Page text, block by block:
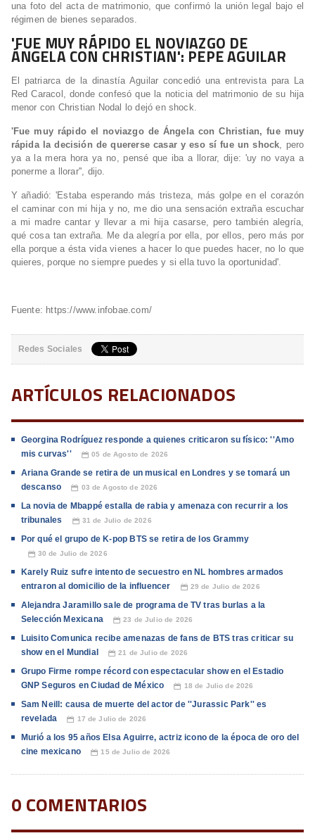
una foto del acta de matrimonio, que confirmó la unión legal bajo el
régimen de bienes separados.
'FUE MUY RÁPIDO EL NOVIAZGO DE
ÁNGELA CON CHRISTIAN': PEPE AGUILAR
El patriarca de la dinastía Aguilar concedió una entrevista para La
Red Caracol, donde confesó que la noticia del matrimonio de su hija
menor con Christian Nodal lo dejó en shock.
'Fue muy rápido el noviazgo de Ángela con Christian, fue muy
rápida la decisión de quererse casar y eso sí fue un shock, pero
ya a la mera hora ya no, pensé que iba a llorar, dije: 'uy no vaya a
ponerme a llorar'', dijo.
Y añadió: 'Estaba esperando más tristeza, más golpe en el corazón
el caminar con mi hija y no, me dio una sensación extraña escuchar
a mi madre cantar y llevar a mi hija casarse, pero también alegría,
qué cosa tan extraña. Me da alegría por ella, por ellos, pero más por
ella porque a ésta vida vienes a hacer lo que puedes hacer, no lo que
quieres, porque no siempre puedes y si ella tuvo la oportunidad'.
Fuente: https://www.infobae.com/
Redes Sociales
ARTÍCULOS RELACIONADOS
Georgina Rodríguez responde a quienes criticaron su físico: ''Amo
mis curvas''
📅 05 de Agosto de 2026
Ariana Grande se retira de un musical en Londres y se tomará un
descanso
📅 03 de Agosto de 2026
La novia de Mbappé estalla de rabia y amenaza con recurrir a los
tribunales
📅 31 de Julio de 2026
Por qué el grupo de K-pop BTS se retira de los Grammy
📅 30 de Julio de 2026
Karely Ruiz sufre intento de secuestro en NL hombres armados
entraron al domicilio de la influencer
📅 29 de Julio de 2026
Alejandra Jaramillo sale de programa de TV tras burlas a la
Selección Mexicana
📅 23 de Julio de 2026
Luisito Comunica recibe amenazas de fans de BTS tras criticar su
show en el Mundial
📅 21 de Julio de 2026
Grupo Firme rompe récord con espectacular show en el Estadio
GNP Seguros en Ciudad de México
📅 18 de Julio de 2026
Sam Neill: causa de muerte del actor de ''Jurassic Park'' es
revelada
📅 17 de Julio de 2026
Murió a los 95 años Elsa Aguirre, actriz icono de la época de oro del
cine mexicano
📅 15 de Julio de 2026
0 COMENTARIOS